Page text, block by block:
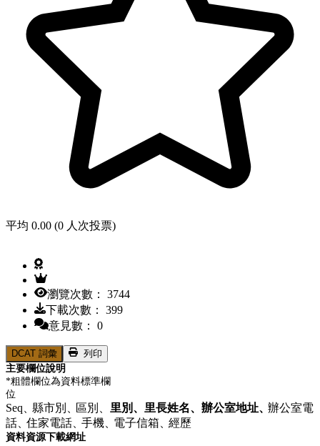
平均 0.00 (0 人次投票)
瀏覽次數： 3744
下載次數： 399
意見數： 0
DCAT 詞彙
列印
主要欄位說明
*粗體欄位為資料標準欄
位
Seq、縣市別、區別、 里別、 里長姓名、 辦公室地址、辦公室電
話、住家電話、手機、電子信箱、經歷
資料資源下載網址